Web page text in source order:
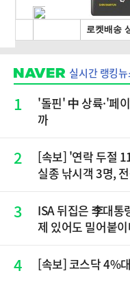
실시간 랭킹
1
'돌핀' 中 상륙·'페
까
2
[속보] '연락 두절
실종 낚시객 3명,
3
ISA 뒤집은 李대
제 있어도 밀어붙
4 [속보] 코스닥 4%